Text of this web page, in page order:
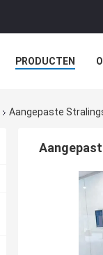
PRODUCTEN
Aangepaste